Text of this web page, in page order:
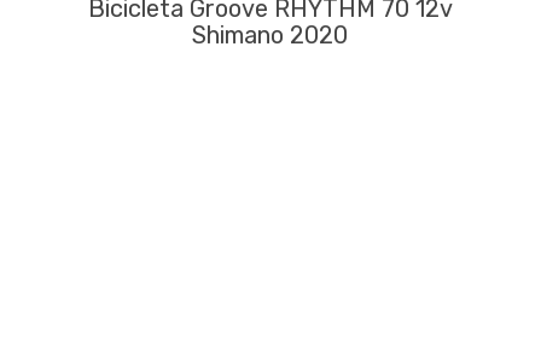
Bicicleta Groove RHYTHM 70 12v
Shimano 2020